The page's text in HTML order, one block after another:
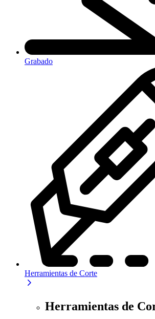
Grabado
Herramientas de Corte
Herramientas de